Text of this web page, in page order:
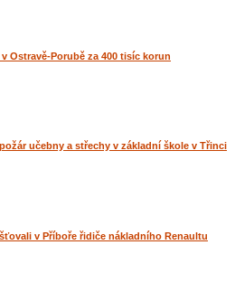
Ostravě-Porubě za 400 tisíc korun
učebny a střechy v základní škole v Třinci
v Příboře řidiče nákladního Renaultu